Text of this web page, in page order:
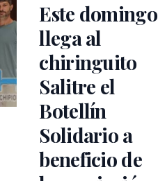
Este domingo
llega al
chiringuito
Salitre el
Botellín
Solidario a
beneficio de